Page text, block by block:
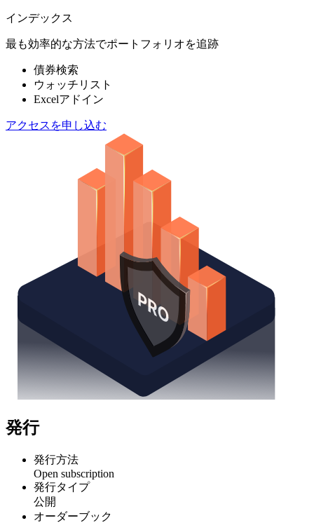
インデックス
最も効率的な方法でポートフォリオを追跡
債券検索
ウォッチリスト
Excelアドイン
アクセスを申し込む
発行
発行方法
Open subscription
発行タイプ
公開
オーダーブック